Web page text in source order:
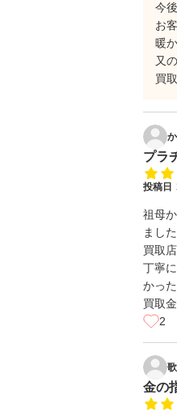
今
お
暖
又
買
プラ
投稿日
祖母
ました
買取
丁寧
かった
買取
2
歌
金の